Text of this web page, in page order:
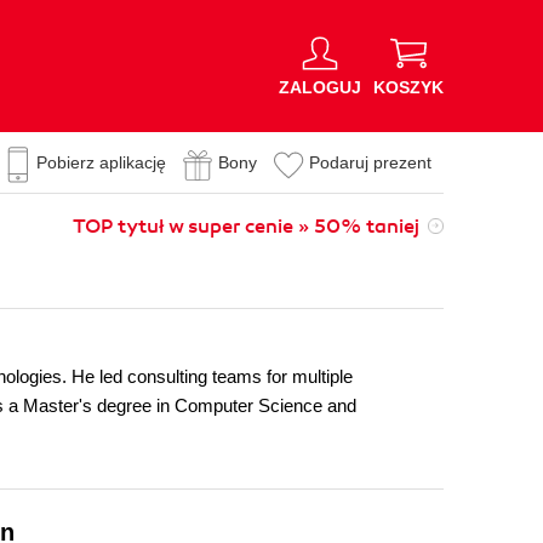
ZALOGUJ KOSZYK
Pobierz aplikację Bony Podaruj prezent
TOP tytuł w super cenie » 50% taniej
He led consulting teams for multiple
Master's degree in Computer Science and